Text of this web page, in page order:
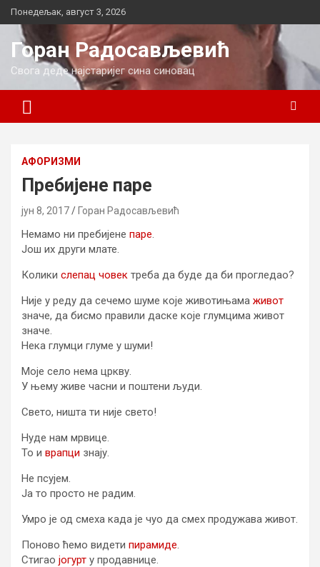
Skip
to
content
Понедељак, август 3, 2026
Горан Радосављевић
Свога деде најстаријег сина синовац
AФОРИЗМИ
Пребијене паре
јун 8, 2017 Горан Радосављевић
Немамо ни пребијене паре.
Још их други млате.
Колики слепац човек треба да буде да би прогледао?
Није у реду да сечемо шуме које животињама живот
значе, да бисмо правили даске које глумцима живот
значе.
Нека глумци глуме у шуми!
Моје село нема цркву.
У њему живе часни и поштени људи.
Свето, ништа ти није свето!
Нуде нам мрвице.
То и врапци знају.
Не псујем.
Ја то просто не радим.
Умро је од смеха када је чуо да смех продужава живот.
Поново ћемо видети пирамиде.
Стигао јогурт у продавнице.